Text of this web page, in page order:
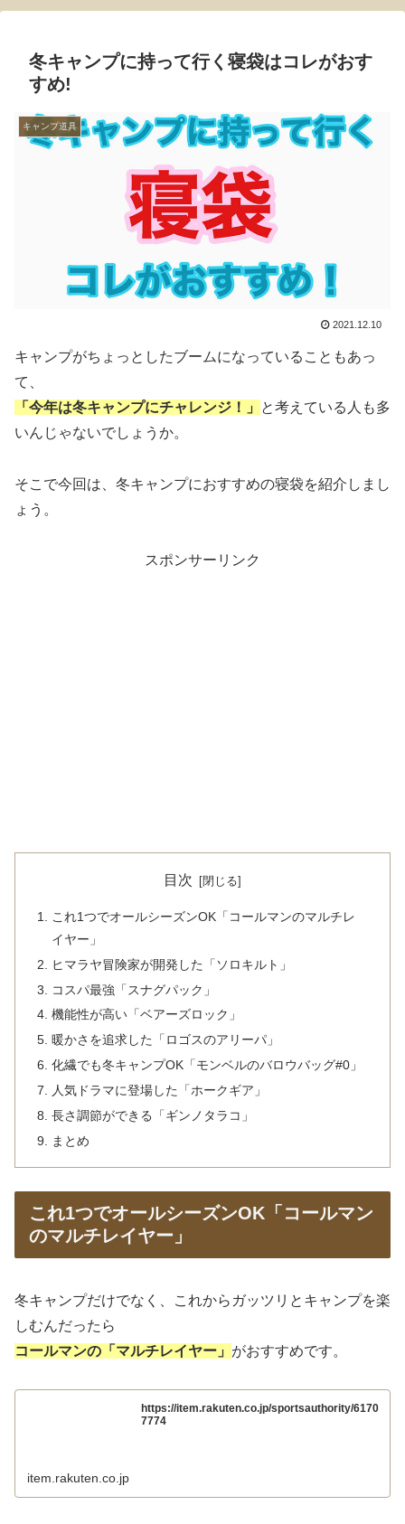
冬キャンプに持って行く寝袋はコレがおす
すめ!
キャンプ道具
2021.12.10
キャンプがちょっとしたブームになっていることもあっ
て、
「今年は冬キャンプにチャレンジ！」
と考えている人も多
いんじゃないでしょうか。
そこで今回は、冬キャンプにおすすめの寝袋を紹介しまし
ょう。
スポンサーリンク
目次
これ1つでオールシーズンOK「コールマンのマルチレ
イヤー」
ヒマラヤ冒険家が開発した「ソロキルト」
コスパ最強「スナグパック」
機能性が高い「ベアーズロック」
暖かさを追求した「ロゴスのアリーパ」
化繊でも冬キャンプOK「モンベルのバロウバッグ#0」
人気ドラマに登場した「ホークギア」
長さ調節ができる「ギンノタラコ」
まとめ
これ1つでオールシーズンOK「コールマン
のマルチレイヤー」
冬キャンプだけでなく、これからガッツリとキャンプを楽
しむんだったら
コールマンの「マルチレイヤー」 がおすすめです。
https://item.rakuten.co.jp/sportsauthority/6170
7774
item.rakuten.co.jp